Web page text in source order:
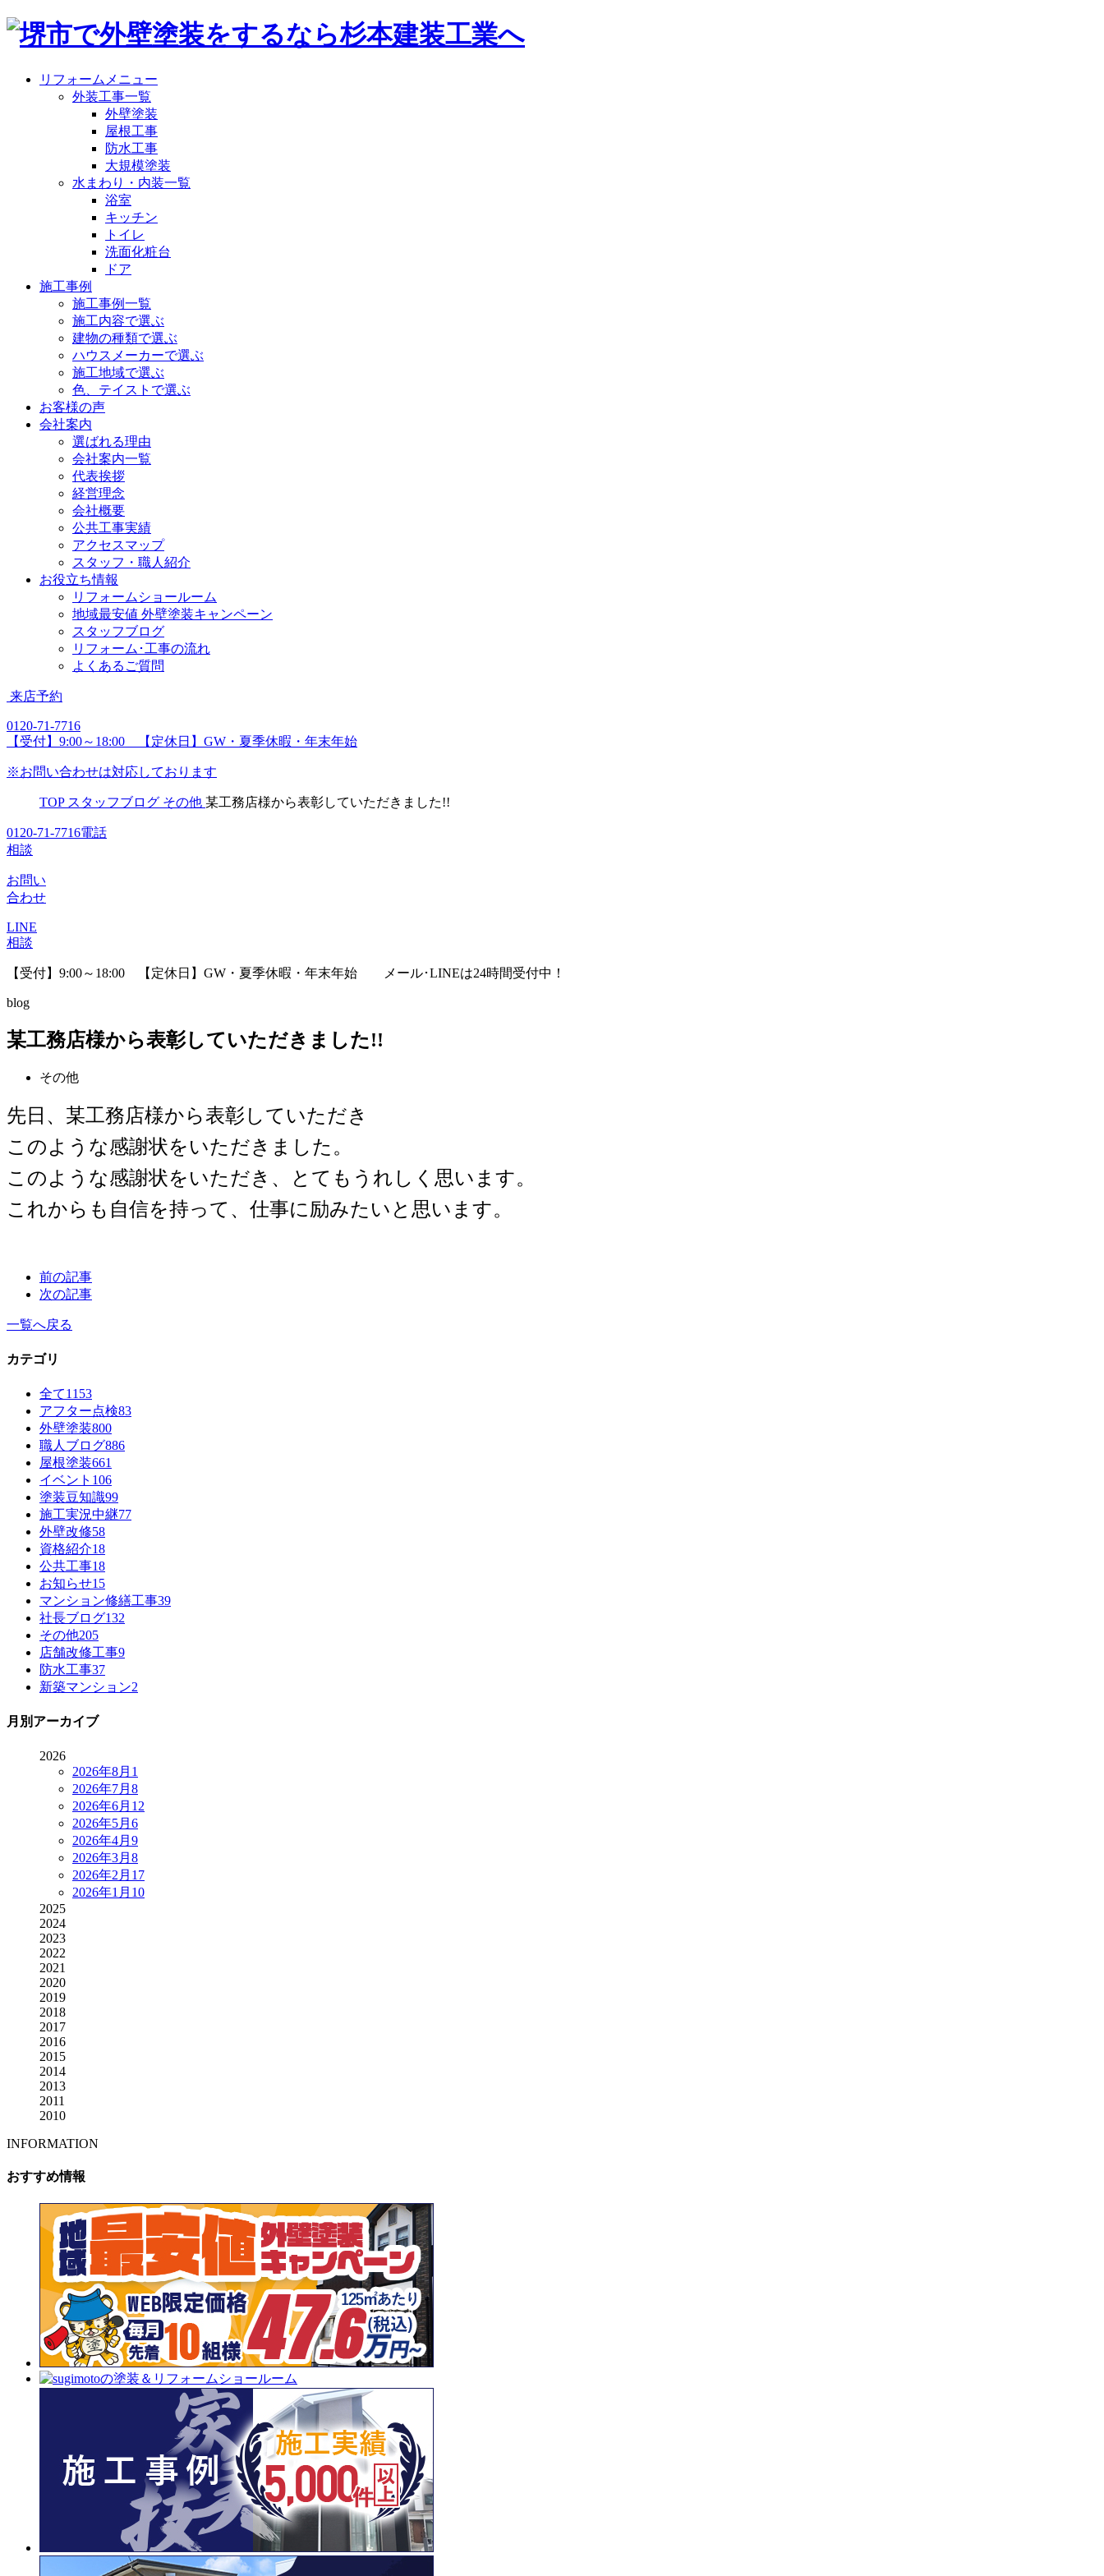
リフォームメニュー
外装工事一覧
外壁塗装
屋根工事
防水工事
大規模塗装
水まわり・内装一覧
浴室
キッチン
トイレ
洗面化粧台
ドア
施工事例
施工事例一覧
施工内容で選ぶ
建物の種類で選ぶ
ハウスメーカーで選ぶ
施工地域で選ぶ
色、テイストで選ぶ
お客様の声
会社案内
選ばれる理由
会社案内一覧
代表挨拶
経営理念
会社概要
公共工事実績
アクセスマップ
スタッフ・職人紹介
お役立ち情報
リフォームショールーム
地域最安値 外壁塗装キャンペーン
スタッフブログ
リフォーム･工事の流れ
よくあるご質問
来店予約
0120-71-7716
【受付】9:00～18:00 【定休日】GW・夏季休暇・年末年始
※お問い合わせは対応しております
TOP スタッフブログ その他 某工務店様から表彰していただきました!!
0120-71-7716電話
相談
お問い
合わせ
LINE
相談
【受付】9:00～18:00 【定休日】GW・夏季休暇・年末年始 メール･LINEは24時間受付中！
blog
某工務店様から表彰していただきました!!
その他
先日、某工務店様から表彰していただき
このような感謝状をいただきました。
このような感謝状をいただき、とてもうれしく思います。
これからも自信を持って、仕事に励みたいと思います。
前の記事
次の記事
一覧へ戻る
カテゴリ
全て1153
アフター点検83
外壁塗装800
職人ブログ886
屋根塗装661
イベント 106
塗装豆知識99
施工実況中継77
外壁改修58
資格紹介18
公共工事18
お知らせ15
マンション修繕工事39
社長ブログ132
その他205
店舗改修工事9
防水工事37
新築マンション2
月別アーカイブ
2026
2026年8月 1
2026年7月 8
2026年6月 12
2026年5月 6
2026年4月 9
2026年3月 8
2026年2月 17
2026年1月 10
2025
2024
2023
2022
2021
2020
2019
2018
2017
2016
2015
2014
2013
2011
2010
INFORMATION
おすすめ情報